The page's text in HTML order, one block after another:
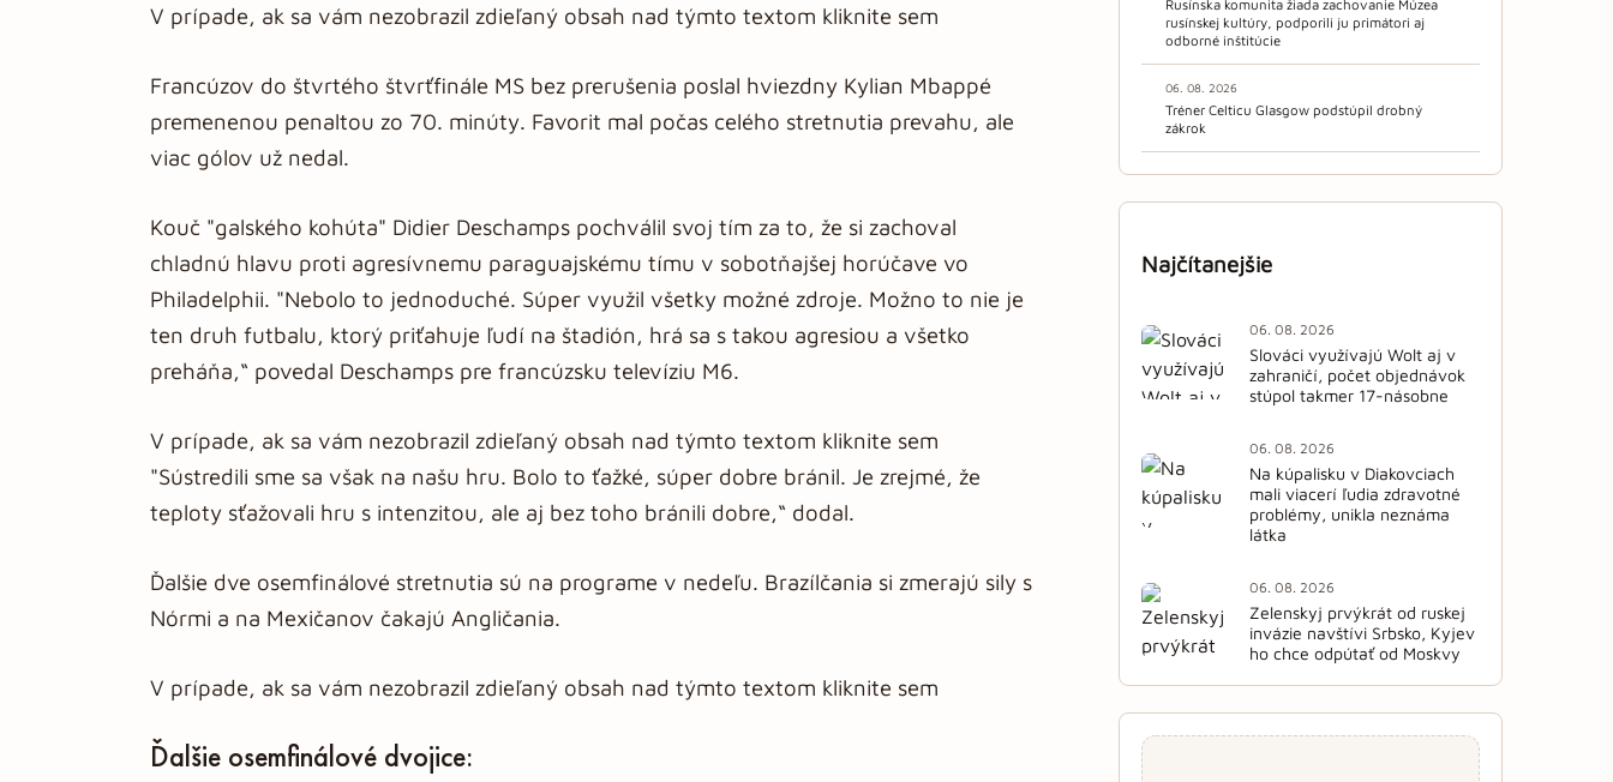
V prípade, ak sa vám nezobrazil zdieľaný obsah nad týmto textom kliknite sem
Francúzov do štvrtého štvrťfinále MS bez prerušenia poslal hviezdny Kylian Mbappé
premenenou penaltou zo 70. minúty. Favorit mal počas celého stretnutia prevahu, ale
viac gólov už nedal.
Kouč "galského kohúta" Didier Deschamps pochválil svoj tím za to, že si zachoval
chladnú hlavu proti agresívnemu paraguajskému tímu v sobotňajšej horúčave vo
Philadelphii. "Nebolo to jednoduché. Súper využil všetky možné zdroje. Možno to nie je
ten druh futbalu, ktorý priťahuje ľudí na štadión, hrá sa s takou agresiou a všetko
preháňa,“ povedal Deschamps pre francúzsku televíziu M6.
V prípade, ak sa vám nezobrazil zdieľaný obsah nad týmto textom kliknite sem
"Sústredili sme sa však na našu hru. Bolo to ťažké, súper dobre bránil. Je zrejmé, že
teploty sťažovali hru s intenzitou, ale aj bez toho bránili dobre,“ dodal.
Ďalšie dve osemfinálové stretnutia sú na programe v nedeľu. Brazílčania si zmerajú sily s
Nórmi a na Mexičanov čakajú Angličania.
V prípade, ak sa vám nezobrazil zdieľaný obsah nad týmto textom kliknite sem
Ďalšie osemfinálové dvojice:
Rusínska komunita žiada zachovanie Múzea
rusínskej kultúry, podporili ju primátori aj
odborné inštitúcie
06. 08. 2026
Tréner Celticu Glasgow podstúpil drobný
zákrok
Najčítanejšie
06. 08. 2026
Slováci využívajú Wolt aj v
zahraničí, počet objednávok
stúpol takmer 17-násobne
06. 08. 2026
Na kúpalisku v Diakovciach
mali viacerí ľudia zdravotné
problémy, unikla neznáma
látka
06. 08. 2026
Zelenskyj prvýkrát od ruskej
invázie navštívi Srbsko, Kyjev
ho chce odpútať od Moskvy